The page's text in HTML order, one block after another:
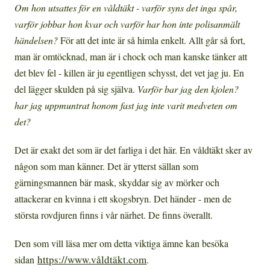
Om hon utsattes för en våldtäkt - varför syns det inga spår,
varför jobbar hon kvar och varför har hon inte polisanmält
händelsen?För att det inte är så himla enkelt. Allt går så fort,
man är omtöcknad, man är i chock och man kanske tänker att
det blev fel - killen är ju egentligen schysst, det vet jag ju. En
del lägger skulden på sig själva. Varför bar jag den kjolen?
har jag uppmuntrat honom fast jag inte varit medveten om
det?
Det är exakt det som är det farliga i det här. En våldtäkt sker av
någon som man känner. Det är ytterst sällan som
gärningsmannen bär mask, skyddar sig av mörker och
attackerar en kvinna i ett skogsbryn. Det händer - men de
största rovdjuren finns i vår närhet. De finns överallt.
Den som vill läsa mer om detta viktiga ämne kan besöka
sidanhttps://www.våldtäkt.com.